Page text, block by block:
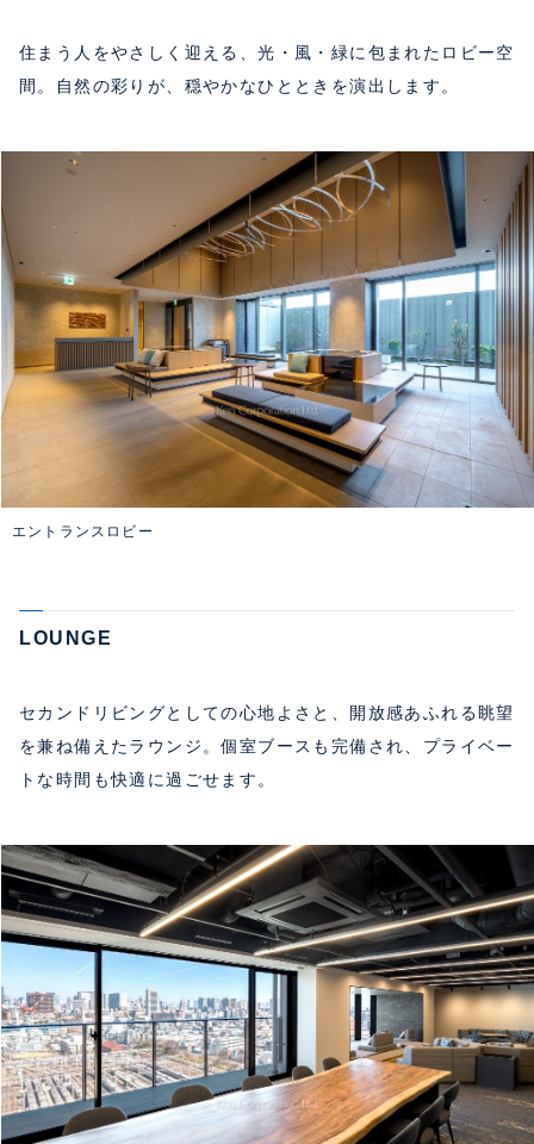
住まう人をやさしく迎える、光・風・緑に包まれたロビー空
間。自然の彩りが、穏やかなひとときを演出します。
エントランスロビー
LOUNGE
セカンドリビングとしての心地よさと、開放感あふれる眺望
を兼ね備えたラウンジ。個室ブースも完備され、プライベー
トな時間も快適に過ごせます。